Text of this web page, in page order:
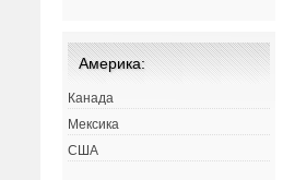
Америка:
Канада
Мексика
США